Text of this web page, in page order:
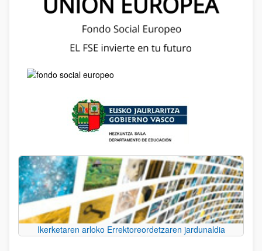
Ikerketaren arloko Errektoreordetzaren jardunaldia